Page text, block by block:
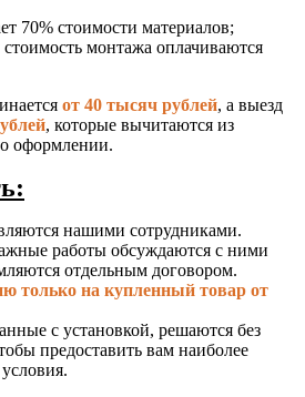
70% стоимости материалов;
монтажа оплачиваются
от 40 тысяч рублей, а выезд
, которые вычитаются из
оформлении.
нашими сотрудниками.
работы обсуждаются с ними
отдельным договором.
только на купленный товар от
с установкой, решаются без
предоставить вам наиболее